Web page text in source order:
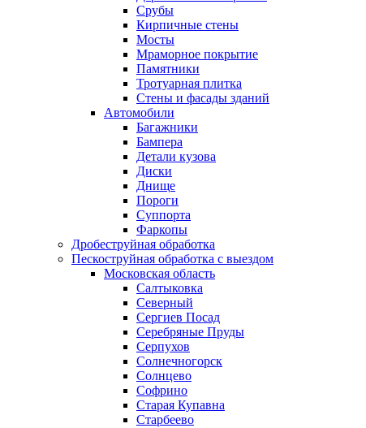
Срубы
Кирпичные стены
Мосты
Мраморное покрытие
Памятники
Тротуарная плитка
Стены и фасады зданий
Автомобили
Багажники
Бампера
Детали кузова
Диски
Днище
Пороги
Суппорта
Фаркопы
Дробеструйная обработка
Пескоструйная обработка с выездом
Московская область
Салтыковка
Северный
Сергиев Посад
Серебряные Пруды
Серпухов
Солнечногорск
Солнцево
Софрино
Старая Купавна
Старбеево